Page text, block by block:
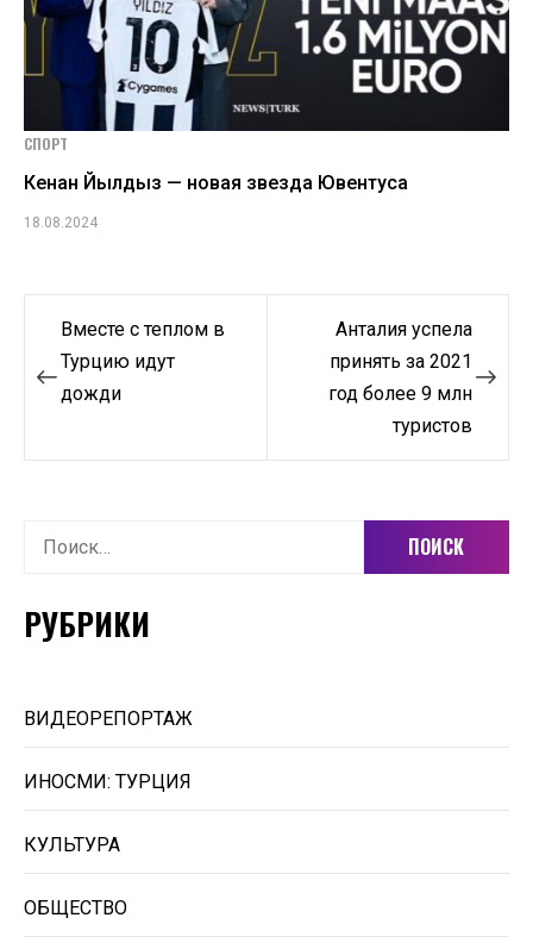
СПОРТ
Кенан Йылдыз — новая звезда Ювентуса
18.08.2024
Навигация
по
записям
Вместе с теплом в
Турцию идут
дожди
Анталия успела
принять за 2021
год более 9 млн
туристов
Найти:
РУБРИКИ
ВИДЕОРЕПОРТАЖ
ИНОСМИ: ТУРЦИЯ
КУЛЬТУРА
ОБЩЕСТВО